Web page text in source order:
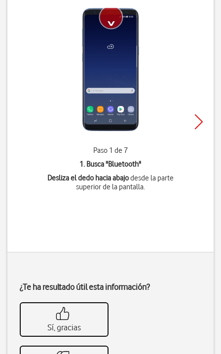
Paso 1 de 7
1. Busca "Bluetooth"
Desliza el dedo hacia abajodesde la parte
superior de la pantalla.
¿Te ha resultado útil esta información?
Sí, gracias